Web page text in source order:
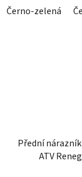
Černo-zelená
Přední
ATV